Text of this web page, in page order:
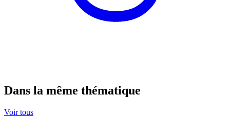
Dans la même thématique
Voir tous